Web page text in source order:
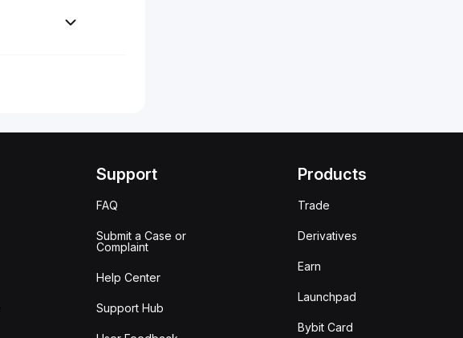
Support
FAQ
Submit a Case or
Complaint
Help Center
Support Hub
Products
Trade
Derivatives
Earn
Launchpad
Bybit Card